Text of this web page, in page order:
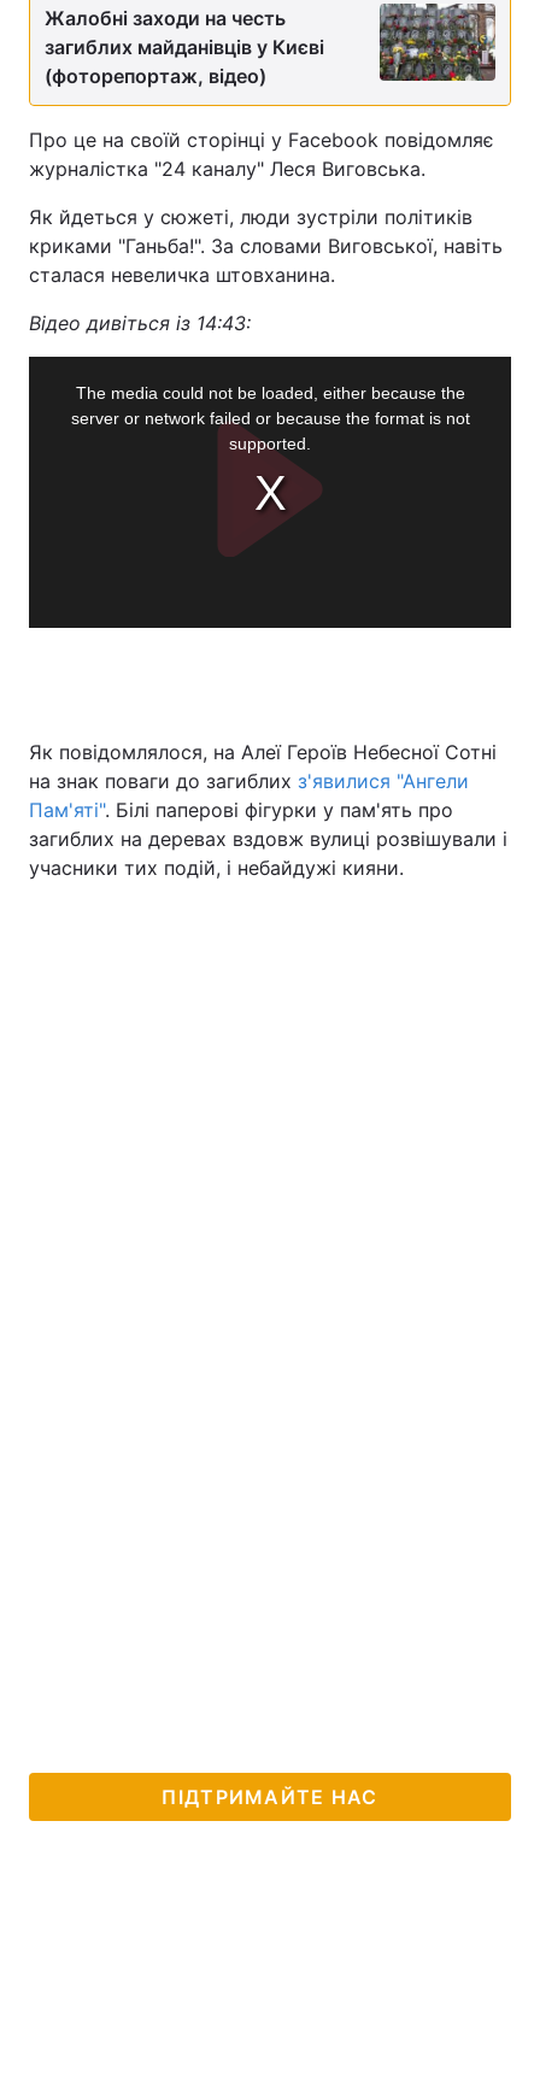
Жалобні заходи на честь
загиблих майданівців у Києві
(фоторепортаж, відео)
Про це на своїй сторінці у Facebook повідомляє
журналістка "24 каналу" Леся Виговська.
Як йдеться у сюжеті, люди зустріли політиків
криками "Ганьба!". За словами Виговської, навіть
сталася невеличка штовханина.
Відео дивіться із 14:43:
Як повідомлялося, на Алеї Героїв Небесної Сотні
на знак поваги до загиблих з'явилися "Ангели
Пам'яті". Білі паперові фігурки у пам'ять про
загиблих на деревах вздовж вулиці розвішували і
учасники тих подій, і небайдужі кияни.
ПІДТРИМАЙТЕ НАС